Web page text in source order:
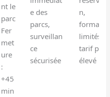
nt le
parc
Fer
met
ure
:
+45
min
e des
parcs,
surveillan
ce
sécurisée
n,
formats
limités,
tarif plus
élevé